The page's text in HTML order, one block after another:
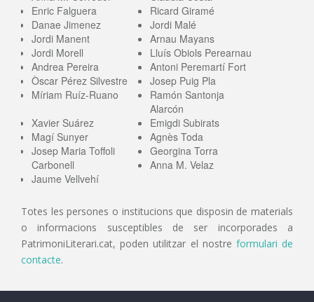
Enric Falguera
Ricard Giramé
Danae Jimenez
Jordi Malé
Jordi Manent
Arnau Mayans
Jordi Morell
Lluís Obiols Perearnau
Andrea Pereira
Antoni Peremartí Fort
Òscar Pérez Silvestre
Josep Puig Pla
Míriam Ruíz-Ruano
Ramón Santonja
Alarcón
Xavier Suárez
Emigdi Subirats
Magí Sunyer
Agnès Toda
Josep Maria Toffoli
Carbonell
Georgina Torra
Anna M. Velaz
Jaume Vellvehí
Totes les persones o institucions que disposin de materials
o informacions susceptibles de ser incorporades a
PatrimoniLiterari.cat, poden utilitzar el nostre formulari de
contacte.